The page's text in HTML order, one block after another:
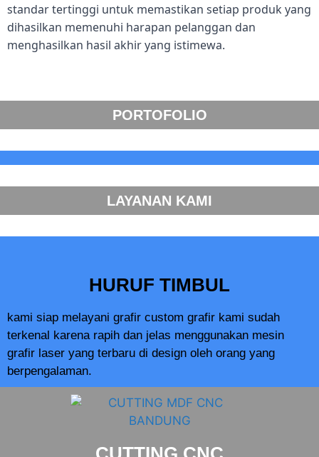
standar tertinggi untuk memastikan setiap produk yang
dihasilkan memenuhi harapan pelanggan dan
menghasilkan hasil akhir yang istimewa.
PORTOFOLIO
LAYANAN KAMI
HURUF TIMBUL
kami siap melayani grafir custom grafir kami sudah
terkenal karena rapih dan jelas menggunakan mesin
grafir laser yang terbaru di design oleh orang yang
berpengalaman.